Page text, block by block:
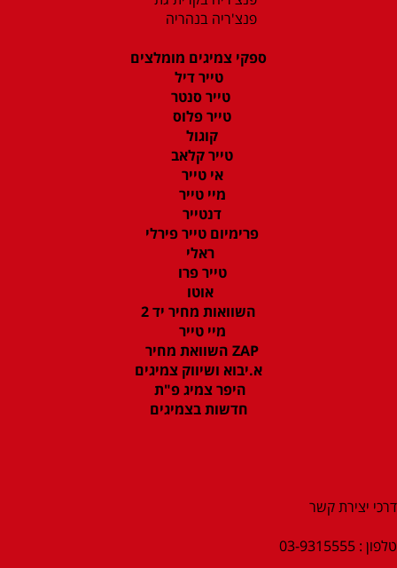
פנצ'ריה בנהריה
ספקי צמיגים מומלצים
טייר דיל
טייר סנטר
טייר פלוס
קוגול
טייר קלאב
אי טייר
מיי טייר
דנטייר
פרימיום טייר פירלי
ראלי
טייר פרו
אוטו
השוואות מחיר יד 2
מיי טייר
ZAP השוואת מחיר
א.יבוא ושיווק צמיגים
היפר צמיג פ"ת
חדשות בצמיגים
דרכי יצירת קשר
טלפון : 03-9315555